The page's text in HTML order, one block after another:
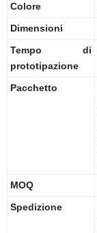
Colore
Dimensioni
Tempo di
prototipazione
Pacchetto
MOQ
Spedizione